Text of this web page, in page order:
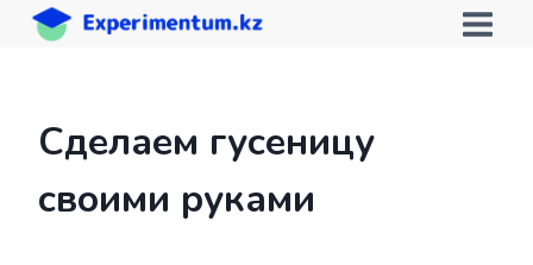
Перейти
Сделаем гусеницу
своими руками